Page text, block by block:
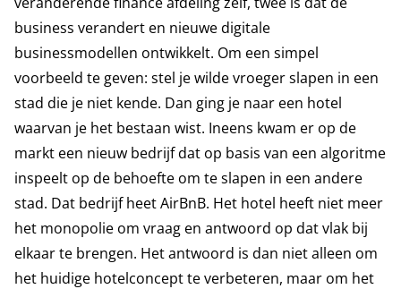
business verandert en nieuwe digitale
businessmodellen ontwikkelt. Om een simpel
voorbeeld te geven: stel je wilde vroeger slapen in een
stad die je niet kende. Dan ging je naar een hotel
waarvan je het bestaan wist. Ineens kwam er op de
markt een nieuw bedrijf dat op basis van een algoritme
inspeelt op de behoefte om te slapen in een andere
stad. Dat bedrijf heet AirBnB. Het hotel heeft niet meer
het monopolie om vraag en antwoord op dat vlak bij
elkaar te brengen. Het antwoord is dan niet alleen om
het huidige hotelconcept te verbeteren, maar om het